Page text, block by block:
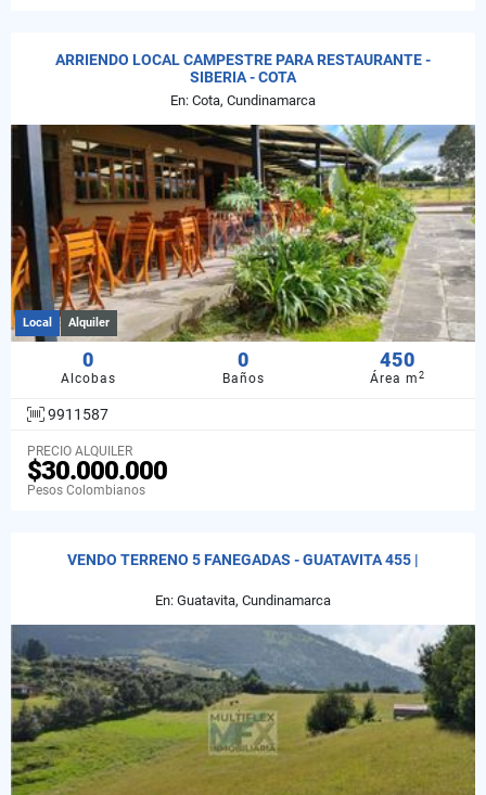
ARRIENDO LOCAL CAMPESTRE PARA RESTAURANTE -
SIBERIA - COTA
En: Cota, Cundinamarca
Local Alquiler
0
Alcobas
0
Baños
450
Área m2
9911587
PRECIO ALQUILER
$30.000.000
Pesos Colombianos
VENDO TERRENO 5 FANEGADAS - GUATAVITA 455 |
En: Guatavita, Cundinamarca